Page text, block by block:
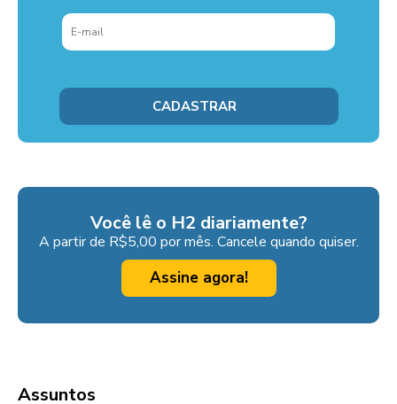
Você lê o H2 diariamente?
A partir de R$5,00 por mês. Cancele quando quiser.
Assine agora!
Assuntos